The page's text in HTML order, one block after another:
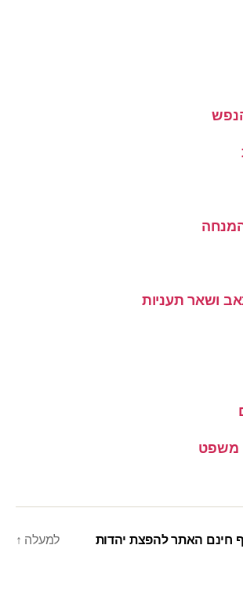
ושאר תעניות
משפט
חינם האתר להפצת יהדות
למעלה ↑